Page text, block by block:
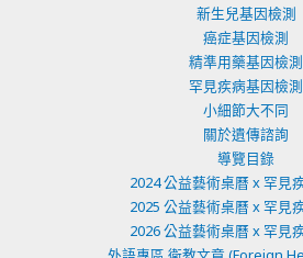
新生兒基因檢測
癌症基因檢測
精準用藥基因檢測
罕見疾病基因檢測
小細節大不同
關於遺傳諮詢
導覽目錄
2024 公益藝術桌曆 x 罕見
2025 公益藝術桌曆 x 罕見
2026 公益藝術桌曆 x 罕見